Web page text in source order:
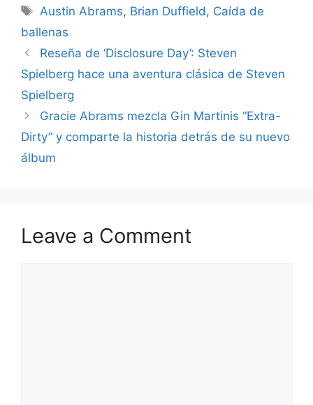
Tags
Austin Abrams, Brian Duffield , Caída de
ballenas
Reseña de ‘Disclosure Day’: Steven
Spielberg hace una aventura clásica de Steven
Spielberg
Gracie Abrams mezcla Gin Martinis “Extra-
Dirty” y comparte la historia detrás de su nuevo
álbum
Leave a Comment